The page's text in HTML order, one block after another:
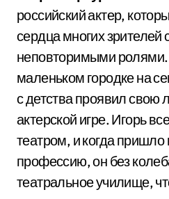
российский актер,
сердца многих зрителей
неповторимыми ролями.
маленьком городке на
с детства проявил свою
актерской игре. Игорь
театром, и когда
профессию, он без
театральное училище,